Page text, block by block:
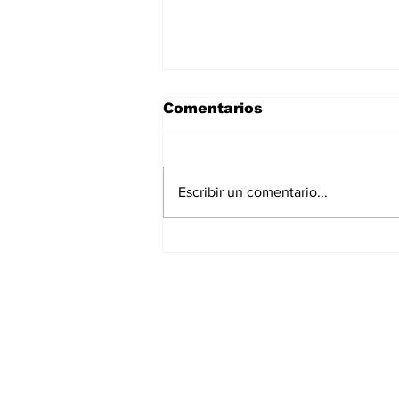
Comentarios
Escribir un comentario...